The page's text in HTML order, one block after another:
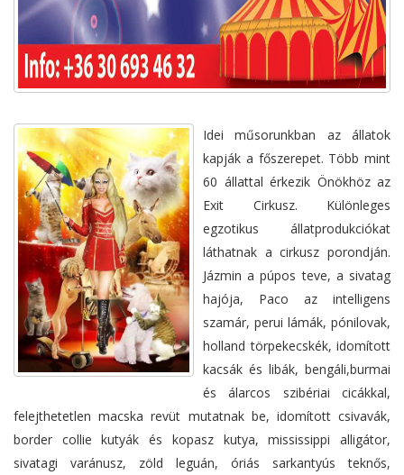
Idei műsorunkban az állatok
kapják a főszerepet. Több mint
60 állattal érkezik Önökhöz az
Exit Cirkusz. Különleges
egzotikus állatprodukciókat
láthatnak a cirkusz porondján.
Jázmin a púpos teve, a sivatag
hajója, Paco az intelligens
szamár, perui lámák, pónilovak,
holland törpekecskék, idomított
kacsák és libák, bengáli,burmai
és álarcos szibériai cicákkal,
felejthetetlen macska revüt mutatnak be, idomított csivavák,
border collie kutyák és kopasz kutya, mississippi alligátor,
sivatagi varánusz, zöld leguán, óriás sarkantyús teknős,